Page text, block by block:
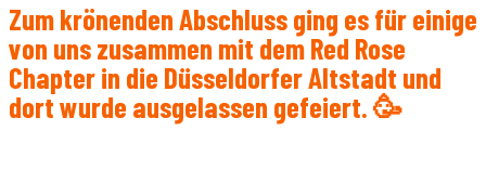
Zum krönenden Abschluss ging es für einige
von uns zusammen mit dem Red Rose
Chapter in die Düsseldorfer Altstadt und
dort wurde ausgelassen gefeiert. 🥳